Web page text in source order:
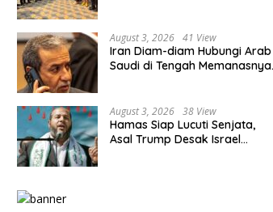
August 3, 2026 41 View
Iran Diam-diam Hubungi Arab
Saudi di Tengah Memanasnya
August 3, 2026 38 View
Hamas Siap Lucuti Senjata,
Asal Trump Desak Israel